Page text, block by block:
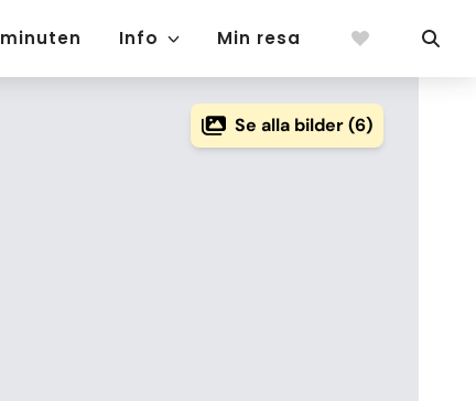
Info Min resa
Se alla bilder (6)